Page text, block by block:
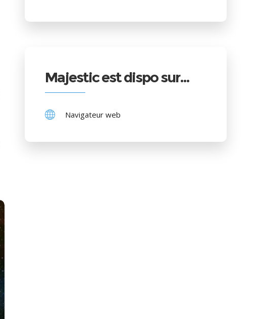
Majestic est dispo sur…
Navigateur web